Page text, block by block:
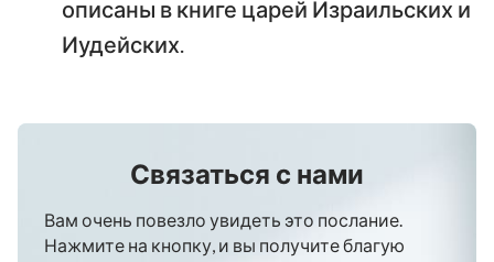
описаны в книге царей Израильских и
Иудейских.
Связаться с нами
Вам очень повезло увидеть это послание.
Нажмите на кнопку, и вы получите благую